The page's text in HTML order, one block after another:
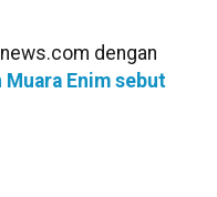
dengan
Muara Enim sebut